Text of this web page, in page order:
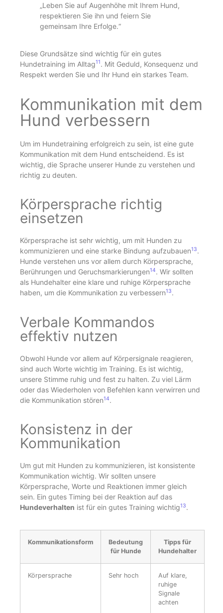
„Leben Sie auf Augenhöhe mit Ihrem Hund,
respektieren Sie ihn und feiern Sie
gemeinsam Ihre Erfolge.“
Diese Grundsätze sind wichtig für ein gutes
Hundetraining im Alltag11. Mit Geduld, Konsequenz und
Respekt werden Sie und Ihr Hund ein starkes Team.
Kommunikation mit dem
Hund verbessern
Um im Hundetraining erfolgreich zu sein, ist eine gute
Kommunikation mit dem Hund entscheidend. Es ist
wichtig, die Sprache unserer Hunde zu verstehen und
richtig zu deuten.
Körpersprache richtig
einsetzen
Körpersprache ist sehr wichtig, um mit Hunden zu
kommunizieren und eine starke Bindung aufzubauen13.
Hunde verstehen uns vor allem durch Körpersprache,
Berührungen und Geruchsmarkierungen14. Wir sollten
als Hundehalter eine klare und ruhige Körpersprache
haben, um die Kommunikation zu verbessern13.
Verbale Kommandos
effektiv nutzen
Obwohl Hunde vor allem auf Körpersignale reagieren,
sind auch Worte wichtig im Training. Es ist wichtig,
unsere Stimme ruhig und fest zu halten. Zu viel Lärm
oder das Wiederholen von Befehlen kann verwirren und
die Kommunikation stören14.
Konsistenz in der
Kommunikation
Um gut mit Hunden zu kommunizieren, ist konsistente
Kommunikation wichtig. Wir sollten unsere
Körpersprache, Worte und Reaktionen immer gleich
sein. Ein gutes Timing bei der Reaktion auf das
Hundeverhalten ist für ein gutes Training wichtig13.
Kommunikationsform
Bedeutung
für Hunde
Tipps für
Hundehalter
Körpersprache Sehr hoch
Auf klare,
ruhige
Signale
achten